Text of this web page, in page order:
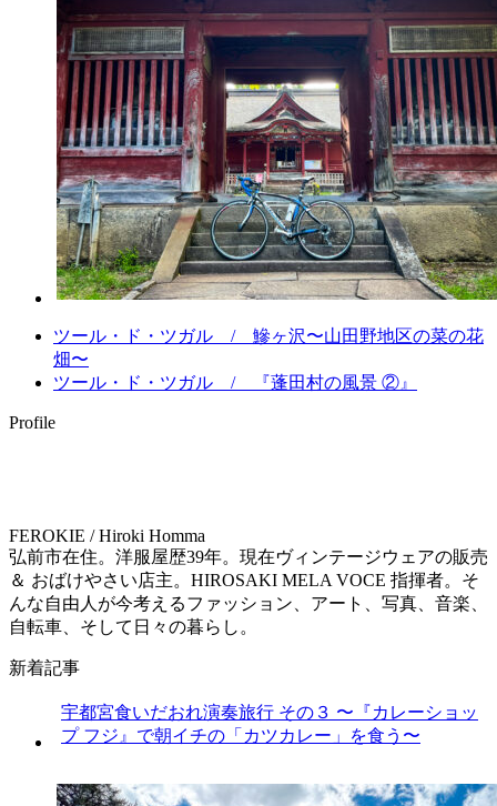
ツール・ド・ツガル / 鰺ヶ沢〜山田野地区の菜の花
畑〜
ツール・ド・ツガル / 『蓬田村の風景 ②』
Profile
FEROKIE / Hiroki Homma
弘前市在住。洋服屋歴39年。現在ヴィンテージウェアの販売
＆ おばけやさい店主。HIROSAKI MELA VOCE 指揮者。そ
んな自由人が今考えるファッション、アート、写真、音楽、
自転車、そして日々の暮らし。
新着記事
宇都宮食いだおれ演奏旅行 その３ 〜『カレーショッ
プ フジ』で朝イチの「カツカレー」を食う〜